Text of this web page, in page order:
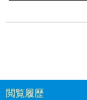
閲覧履歴